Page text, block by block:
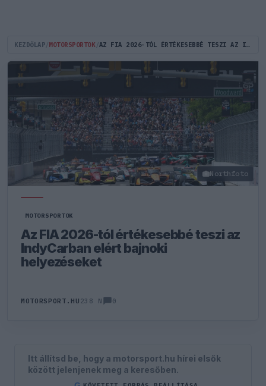
KEZDŐLAP MOTORSPORTOK AZ FIA 2026-TÓL ÉRTÉKESEBBÉ TESZI AZ INDYCARBAN ELÉRT BAJNOKI HELYEZÉSEKET
Northfoto
MOTORSPORTOK
Az FIA 2026-tól értékesebbé teszi az
IndyCarban elért bajnoki
helyezéseket
MOTORSPORT.HU 238 N 0
Itt állítsd be, hogy a motorsport.hu hírei elsők
között jelenjenek meg a keresőben.